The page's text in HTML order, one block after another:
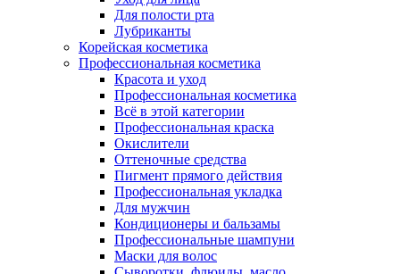
Для полости рта
Лубриканты
Корейская косметика
Профессиональная косметика
Красота и уход
Профессиональная косметика
Всё в этой категории
Профессиональная краска
Окислители
Оттеночные средства
Пигмент прямого действия
Профессиональная укладка
Для мужчин
Кондиционеры и бальзамы
Профессиональные шампуни
Маски для волос